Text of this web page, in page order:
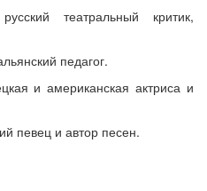
театральный критик,
педагог.
и американская актриса и
певец и автор песен.